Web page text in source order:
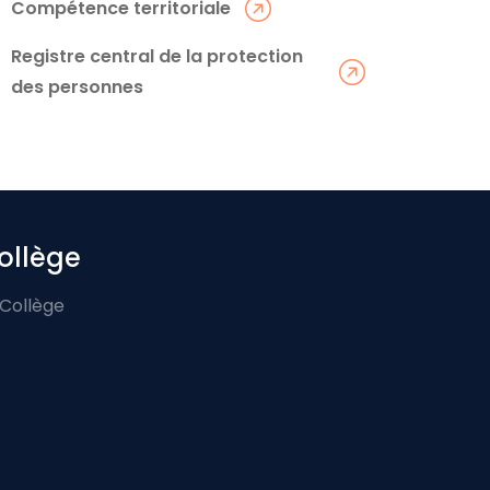
Compétence territoriale
Registre central de la protection
des personnes